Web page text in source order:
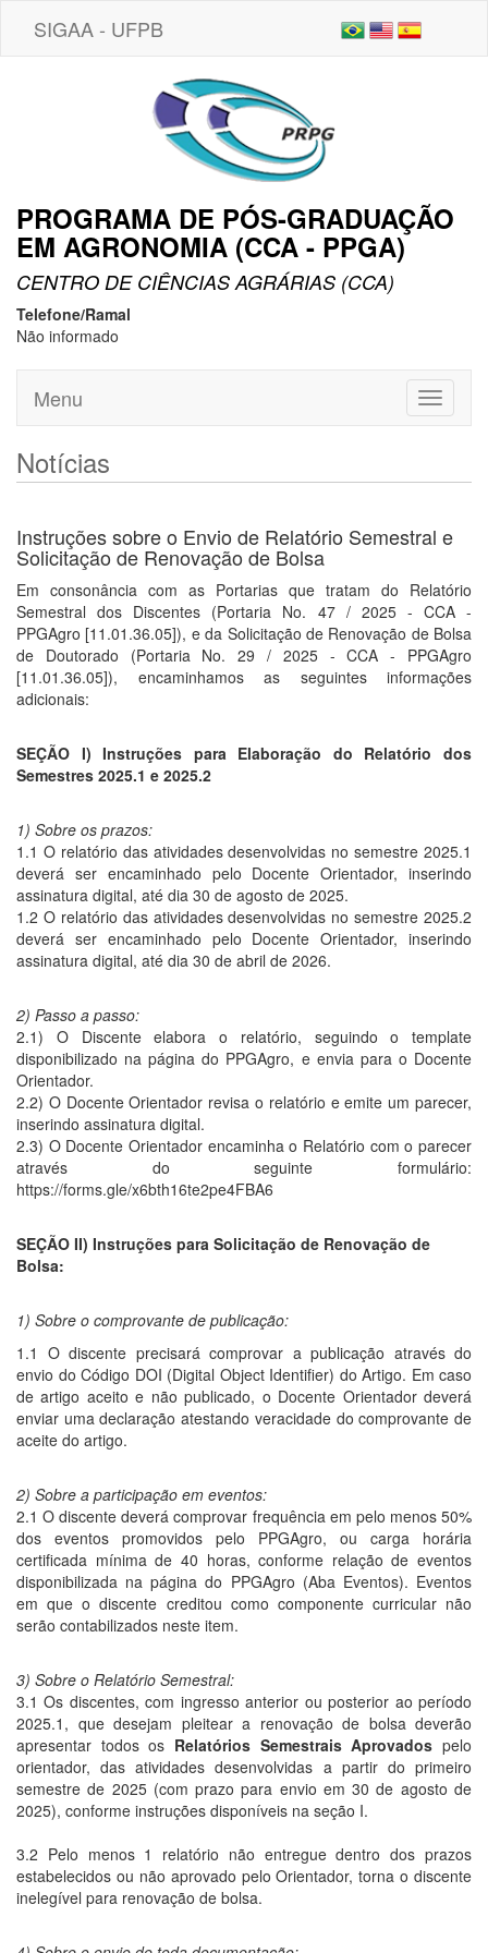
SIGAA - UFPB
PROGRAMA DE PÓS-GRADUAÇÃO
EM AGRONOMIA (CCA - PPGA)
CENTRO DE CIÊNCIAS AGRÁRIAS (CCA)
Telefone/Ramal
Não informado
Toggle
Menu
Notícias
Instruções sobre o Envio de Relatório Semestral e
Solicitação de Renovação de Bolsa
Em consonância com as Portarias que tratam do Relatório
Semestral dos Discentes (Portaria No. 47 / 2025 - CCA -
PPGAgro [11.01.36.05]), e da Solicitação de Renovação de Bolsa
de Doutorado (Portaria No. 29 / 2025 - CCA - PPGAgro
[11.01.36.05]), encaminhamos as seguintes informações
adicionais:
SEÇÃO I) Instruções para Elaboração do Relatório dos
Semestres 2025.1 e 2025.2
1) Sobre os prazos:
1.1 O relatório das atividades desenvolvidas no semestre 2025.1
deverá ser encaminhado pelo Docente Orientador, inserindo
assinatura digital, até dia 30 de agosto de 2025.
1.2 O relatório das atividades desenvolvidas no semestre 2025.2
deverá ser encaminhado pelo Docente Orientador, inserindo
assinatura digital, até dia 30 de abril de 2026.
2) Passo a passo:
2.1) O Discente elabora o relatório, seguindo o template
disponibilizado na página do PPGAgro, e envia para o Docente
Orientador.
2.2) O Docente Orientador revisa o relatório e emite um parecer,
inserindo assinatura digital.
2.3) O Docente Orientador encaminha o Relatório com o parecer
através do seguinte formulário:
https://forms.gle/x6bth16te2pe4FBA6
SEÇÃO II) Instruções para Solicitação de Renovação de
Bolsa:
1) Sobre o comprovante de publicação:
1.1 O discente precisará comprovar a publicação através do
envio do Código DOI (Digital Object Identifier) do Artigo. Em caso
de artigo aceito e não publicado, o Docente Orientador deverá
enviar uma declaração atestando veracidade do comprovante de
aceite do artigo.
2) Sobre a participação em eventos:
2.1 O discente deverá comprovar frequência em pelo menos 50%
dos eventos promovidos pelo PPGAgro, ou carga horária
certificada mínima de 40 horas, conforme relação de eventos
disponibilizada na página do PPGAgro (Aba Eventos). Eventos
em que o discente creditou como componente curricular não
serão contabilizados neste item.
3) Sobre o Relatório Semestral:
3.1 Os discentes, com ingresso anterior ou posterior ao período
2025.1, que desejam pleitear a renovação de bolsa deverão
apresentar todos os Relatórios Semestrais Aprovados pelo
orientador, das atividades desenvolvidas a partir do primeiro
semestre de 2025 (com prazo para envio em 30 de agosto de
2025), conforme instruções disponíveis na seção I.
3.2 Pelo menos 1 relatório não entregue dentro dos prazos
estabelecidos ou não aprovado pelo Orientador, torna o discente
inelegível para renovação de bolsa.